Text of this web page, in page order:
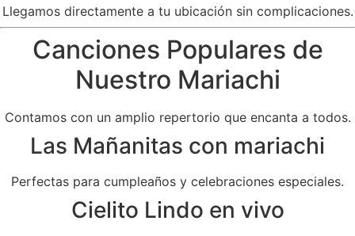
Llegamos directamente a tu ubicación sin complicaciones.
Canciones Populares de
Nuestro Mariachi
Contamos con un amplio repertorio que encanta a todos.
Las Mañanitas con mariachi
Perfectas para cumpleaños y celebraciones especiales.
Cielito Lindo en vivo